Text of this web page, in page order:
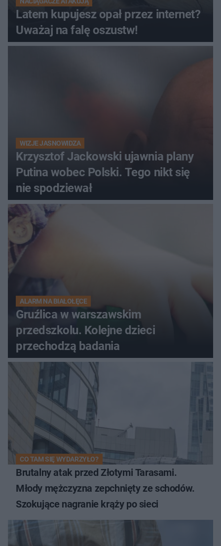
Latem kupujesz opał przez internet?
Uważaj na falę oszustw!
WIZJE JASNOWIDZA
Krzysztof Jackowski ujawnia plany
Putina wobec Polski. Tego nikt się
nie spodziewał
ALARM NA BIAŁOŁĘCE
Gruźlica w warszawskim
przedszkolu. Kolejne dzieci
przechodzą badania
CO TAM SIĘ WYDARZYŁO?
Brutalny atak przed Złotymi Tarasami.
Młody mężczyzna zepchnięty ze schodów.
Szokujące nagranie krąży po sieci